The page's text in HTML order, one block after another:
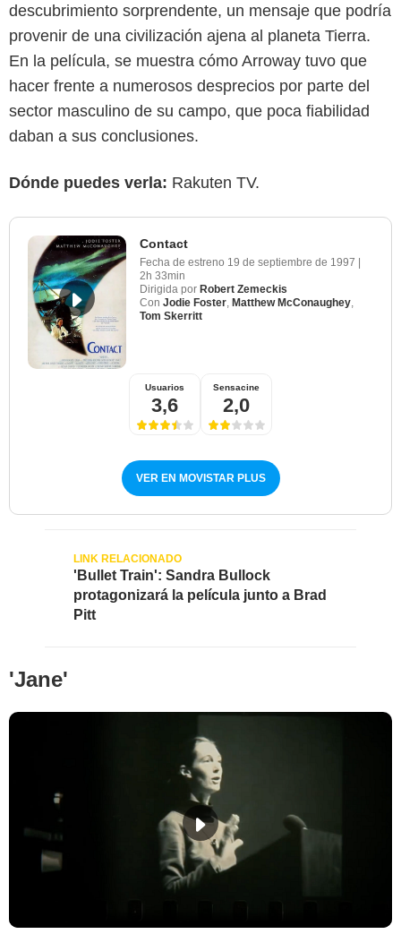
descubrimiento sorprendente, un mensaje que podría
provenir de una civilización ajena al planeta Tierra.
En la película, se muestra cómo Arroway tuvo que
hacer frente a numerosos desprecios por parte del
sector masculino de su campo, que poca fiabilidad
daban a sus conclusiones.
Dónde puedes verla: Rakuten TV.
Contact
Fecha de estreno 19 de septiembre de 1997 |
2h 33min
Dirigida por Robert Zemeckis
Con Jodie Foster, Matthew McConaughey,
Tom Skerritt
Usuarios
3,6
Sensacine
2,0
VER EN MOVISTAR PLUS
'Bullet Train': Sandra Bullock
protagonizará la película junto a Brad
Pitt
'Jane'